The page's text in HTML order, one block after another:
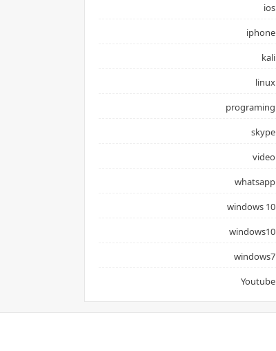
ios
iphone
kali
linux
programing
skype
video
whatsapp
windows 10
windows10
windows7
Youtube